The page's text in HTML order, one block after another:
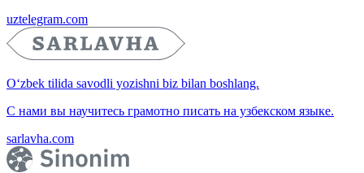
uztelegram.com
O‘zbek tilida savodli yozishni biz bilan boshlang.
С нами вы научитесь грамотно писать на узбекском языке.
sarlavha.com